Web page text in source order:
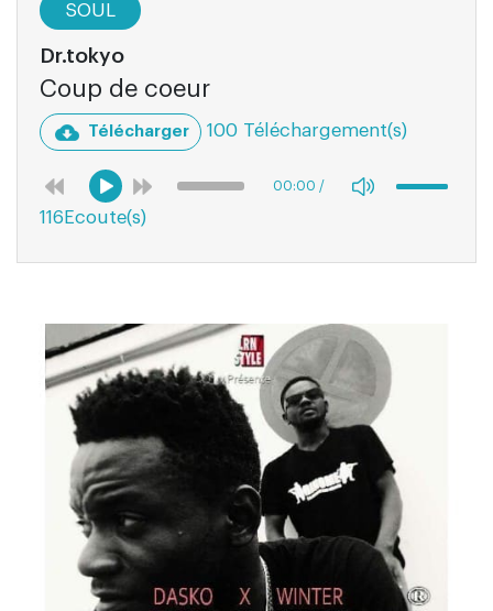
SOUL
Dr.tokyo
Coup de coeur
Télécharger 100 Téléchargement(s)
00:00 /
116Ecoute(s)